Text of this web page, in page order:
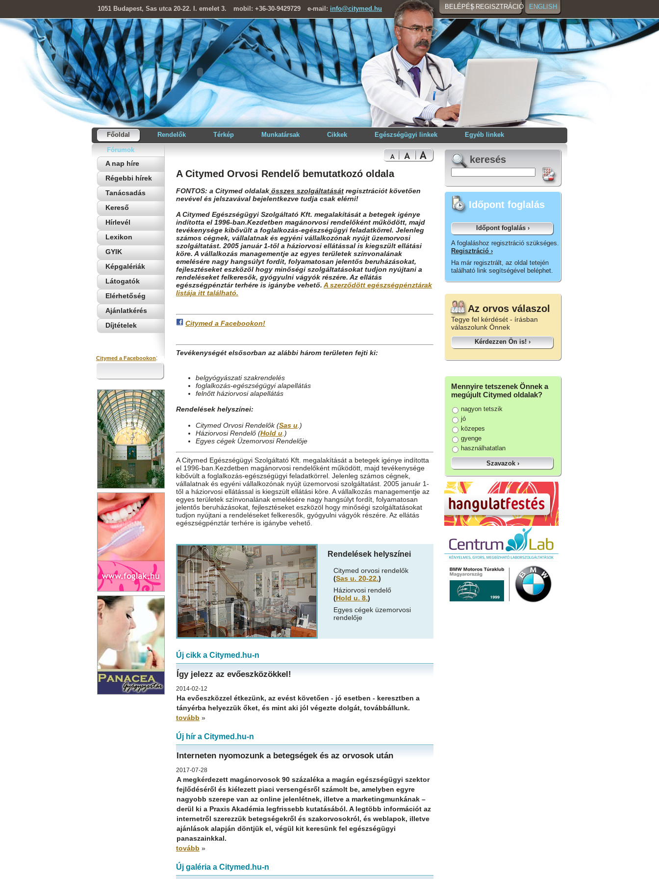
1051 Budapest, Sas utca 20-22. I. emelet 3. mobil: +36-30-9429729 e-mail: info@citymed.hu BELÉPÉS REGISZTRÁCIÓ ENGLISH
Főoldal Rendelők Térkép Munkatársak Cikkek Egészségügyi linkek Egyéb linkek
Fórumok
A nap híre
Régebbi hírek
Tanácsadás
Kereső
Hírlevél
Lexikon
GYIK
Képgalériák
Látogatók
Elérhetőség
Ajánlatkérés
Díjtételek
Citymed a Facebookon:
A Citymed Orvosi Rendelő bemutatkozó oldala
FONTOS: a Citymed oldalak összes szolgáltatását regisztrációt követően
nevével és jelszavával bejelentkezve tudja csak elérni!
A Citymed Egészségügyi Szolgáltató Kft. megalakítását a betegek igénye
indította el 1996-ban.Kezdetben magánorvosi rendelőként működött, majd
tevékenysége kibővült a foglalkozás-egészségügyi feladatkörrel. Jelenleg
számos cégnek, vállalatnak és egyéni vállalkozónak nyújt üzemorvosi
szolgáltatást. 2005 január 1-től a háziorvosi ellátással is kiegszült ellátási
köre. A vállalkozás managementje az egyes területek színvonalának
emelésére nagy hangsúlyt fordít, folyamatosan jelentős beruházásokat,
fejlesztéseket eszközöl hogy minőségi szolgáltatásokat tudjon nyújtani a
rendeléseket felkeresők, gyógyulni vágyók részére. Az ellátás
egészségpénztár terhére is igánybe vehető. A szerződött egészségpénztárak
listája itt található.
Citymed a Facebookon!
Tevékenységét elsősorban az alábbi három területen fejti ki:
belgyógyászati szakrendelés
foglalkozás-egészségügyi alapellátás
felnőtt háziorvosi alapellátás
Rendelések helyszínei:
Citymed Orvosi Rendelők (Sas u .)
Háziorvosi Rendelő (Hold u .)
Egyes cégek Üzemorvosi Rendelője
A Citymed Egészségügyi Szolgáltató Kft. megalakítását a betegek igénye indította
el 1996-ban.Kezdetben magánorvosi rendelőként működött, majd tevékenysége
kibővült a foglalkozás-egészségügyi feladatkörrel. Jelenleg számos cégnek,
vállalatnak és egyéni vállalkozónak nyújt üzemorvosi szolgáltatást. 2005 január 1-
től a háziorvosi ellátással is kiegszült ellátási köre. A vállalkozás managementje az
egyes területek színvonalának emelésére nagy hangsúlyt fordít, folyamatosan
jelentős beruházásokat, fejlesztéseket eszközöl hogy minőségi szolgáltatásokat
tudjon nyújtani a rendeléseket felkeresők, gyógyulni vágyók részére. Az ellátás
egészségpénztár terhére is igánybe vehető.
Rendelések helyszínei
Citymed orvosi rendelők
(Sas u. 20-22.)
Háziorvosi rendelő
(Hold u. 8.)
Egyes cégek üzemorvosi
rendelője
Új cikk a Citymed.hu-n
Így jelezz az evőeszközökkel!
2014-02-12
Ha evőeszközzel étkezünk, az evést követően - jó esetben - keresztben a
tányérba helyezzük őket, és mint aki jól végezte dolgát, továbbállunk.
tovább »
Új hír a Citymed.hu-n
Interneten nyomozunk a betegségek és az orvosok után
2017-07-28
A megkérdezett magánorvosok 90 százaléka a magán egészségügyi szektor
fejlődéséről és kiélezett piaci versengésről számolt be, amelyben egyre
nagyobb szerepe van az online jelenlétnek, illetve a marketingmunkának –
derül ki a Praxis Akadémia legfrissebb kutatásából. A legtöbb információt az
internetről szerezzük betegségekről és szakorvosokról, és weblapok, illetve
ajánlások alapján döntjük el, végül kit keresünk fel egészségügyi
panaszainkkal.
tovább »
Új galéria a Citymed.hu-n
keresés
Időpont foglalás
Időpont foglalás ›
A foglaláshoz regisztráció szükséges.
Regisztráció ›
Ha már regisztrált, az oldal tetején
található link segítségével beléphet.
Az orvos válaszol
Tegye fel kérdését - írásban
válaszolunk Önnek
Kérdezzen Ön is! ›
Mennyire tetszenek Önnek a
megújult Citymed oldalak?
nagyon tetszik
jó
közepes
gyenge
használhatatlan